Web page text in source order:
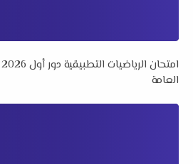
العامة